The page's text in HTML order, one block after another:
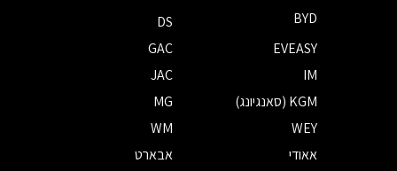
BYD
DS
EVEASY
GAC
IM
JAC
KGM (סאנגיונג)
MG
WEY
WM
אאודי
אבארט